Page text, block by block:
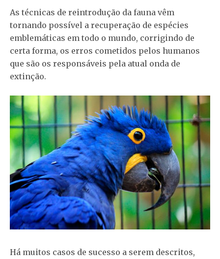
As técnicas de reintrodução da fauna vêm
tornando possível a recuperação de espécies
emblemáticas em todo o mundo, corrigindo de
certa forma, os erros cometidos pelos humanos
que são os responsáveis pela atual onda de
extinção.
Há muitos casos de sucesso a serem descritos,